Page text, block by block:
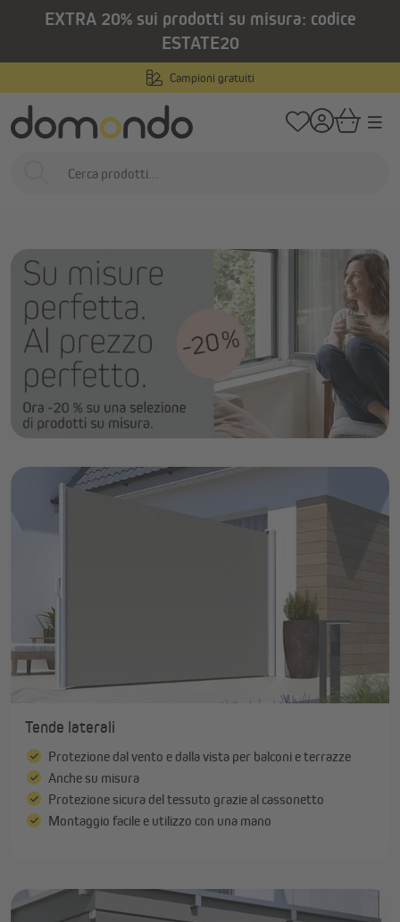
principale
EXTRA 20% sui prodotti su misura: codice
ESTATE20
Campioni gratuiti
Prodotti per esterni / Tende da sole
Tende da sole
Tende da sole su
misura
Tende laterali
Protezione dal vento e dalla vista per balconi e terrazze
Anche su misura
Protezione sicura del tessuto grazie al cassonetto
Montaggio facile e utilizzo con una mano